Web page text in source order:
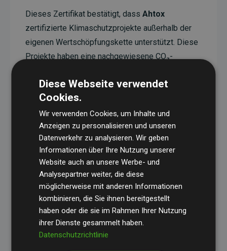
Dieses Zertifikat bestätigt, dass Ahtox
zertifizierte Klimaschutzprojekte außerhalb der
eigenen Wertschöpfungskette unterstützt. Diese
Projekte haben eine nachgewiesene CO₂-
Doppelten der geschätzten Emissionen der
Website entspricht.
Alle unterstützten Projekte werden durch
Standardverifiziert und erfüllen höchste
Anforderungen an Qualität, tatsächliche
Klimawirkung und Transparenz. Weitere
Informationen zu den einzelnen Projekten finden
Sie hier.
Diese Webseite verwendet
Cookies.
Wir verwenden Cookies, um Inhalte und
Anzeigen zu personalisieren und unseren
Datenverkehr zu analysieren. Wir geben
Informationen über Ihre Nutzung unserer
Website auch an unsere Werbe- und
Analysepartner weiter, die diese
möglicherweise mit anderen Informationen
kombinieren, die Sie ihnen bereitgestellt
haben oder die sie im Rahmen Ihrer Nutzung
ihrer Dienste gesammelt haben.
Datenschutzrichtlinie